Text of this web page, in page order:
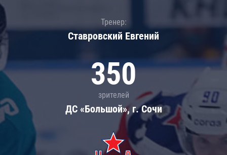
Тренер:
Ставровский Евгений
350
зрителей
ДС «Большой», г. Сочи